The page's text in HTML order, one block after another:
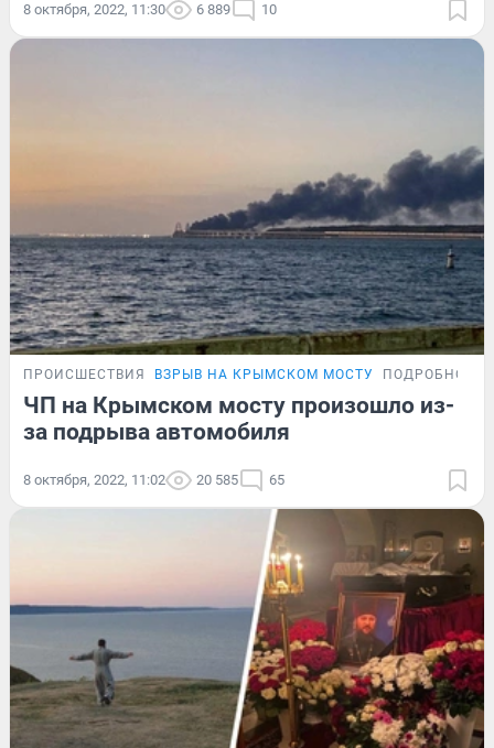
8 октября, 2022, 11:30 6 889 10
ПРОИСШЕСТВИЯ ВЗРЫВ НА КРЫМСКОМ МОСТУ ПОДРОБНОСТИ
ЧП на Крымском мосту произошло из-
за подрыва автомобиля
8 октября, 2022, 11:02 20 585 65